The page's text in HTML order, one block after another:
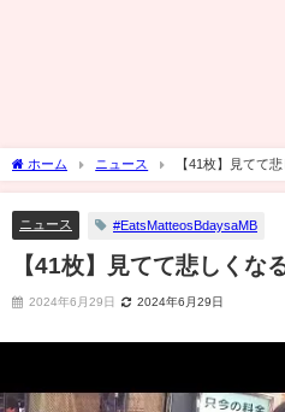
ホーム ニュース 【41枚】見てて
ニュース #EatsMatteosBdaysaMB
【41枚】見てて悲しくな
2024年6月29日 2024年6月29日